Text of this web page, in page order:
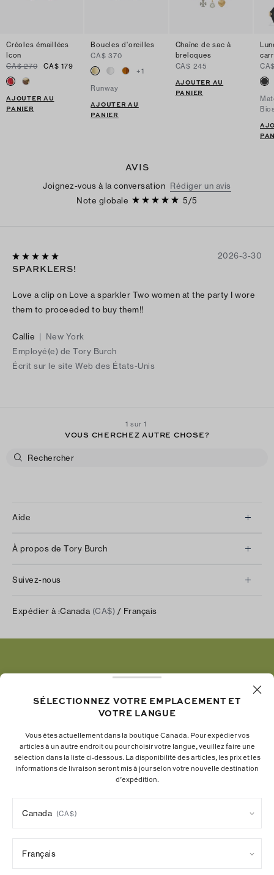
Créoles émaillées
Icon
CA$ 270
CA$ 179
AJOUTER AU
PANIER
Boucles d'oreilles
CA$ 370
+1
Runway
AJOUTER AU
PANIER
Chaîne de sac à
breloques
CA$ 245
AJOUTER AU
PANIER
AVIS
Joignez-vous à la conversation Rédiger un avis
Note globale
5/5
2026-3-30
SPARKLERS!
Love a clip on Love a sparkler Two women at the party I wore
them to proceeded to buy them!!
Callie | New York
Employé(e) de Tory Burch
Écrit sur le site Web des États-Unis
1 sur 1
VOUS CHERCHEZ AUTRE CHOSE?
Aide
Retours et échanges
Expédition et livraison
À propos de Tory Burch
Carrières
Suivez-nous
Facebook
Pinterest
YouTube
Expédier à :Canada (CA$) / Français
La fondation Tory Burch renforce le pouvoir
économique des femmes en soutenant les
entrepreneures qui bâtissent des entreprises
Politique de confidentialité
SÉLECTIONNEZ VOTRE EMPLACEMENT ET
VOTRE LANGUE
Vous êtes actuellement dans la boutique Canada. Pour expédier vos
articles à un autre endroit ou pour choisir votre langue, veuillez faire une
sélection dans la liste ci-dessous. La disponibilité des articles, les prix et les
informations de livraison seront mis à jour selon votre nouvelle destination
d’expédition.
Canada (CA$)
Français